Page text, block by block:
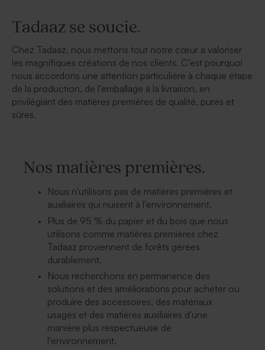
Tadaaz se soucie.
Chez Tadaaz, nous mettons tout notre cœur à valoriser
les magnifiques créations de nos clients. C’est pourquoi
nous accordons une attention particulière à chaque étape
de la production, de l’emballage à la livraison, en
privilégiant des matières premières de qualité, pures et
sûres.
Nos matières premières.
Nous n'utilisons pas de matières premières et
auxiliaires qui nuisent à l'environnement.
Plus de 95 % du papier et du bois que nous
utilisons comme matières premières chez
Tadaaz proviennent de forêts gérées
durablement.
Nous recherchons en permanence des
solutions et des améliorations pour acheter ou
produire des accessoires, des matériaux
usagés et des matières auxiliaires d'une
manière plus respectueuse de
l'environnement.